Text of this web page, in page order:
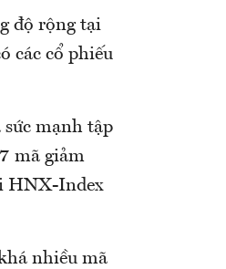
độ rộng tại
các cổ phiếu
mạnh tập
mã giảm
HNX-Index
nhiều mã